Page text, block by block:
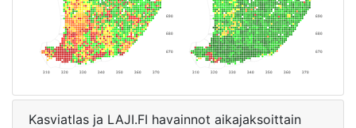
Kasviatlas ja LAJI.FI havainnot aikajaksoittain